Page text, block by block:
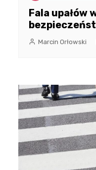
Fala upałów
Marcin Orłowski